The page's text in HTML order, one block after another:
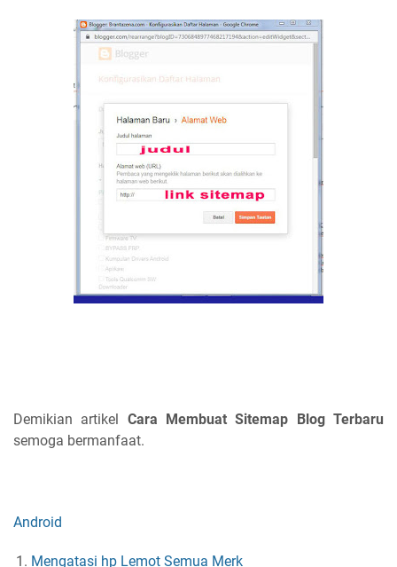
Demikian artikel Cara Membuat Sitemap Blog Terbaru
semoga bermanfaat.
Android
Mengatasi hp Lemot Semua Merk